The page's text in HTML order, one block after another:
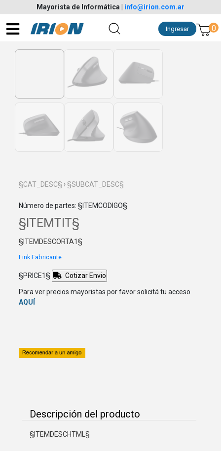
Mayorista de Informática info@irion.com.ar
0
Ingresar
§CAT_DESC§ › §SUBCAT_DESC§
Número de partes: §ITEMCODIGO§
§ITEMTIT§
§ITEMDESCORTA1§
Link Fabricante
§PRICE1§ Cotizar Envio
Para ver precios mayoristas por favor solicitá tu acceso
AQUÍ
Descripción del producto
§ITEMDESCHTML§